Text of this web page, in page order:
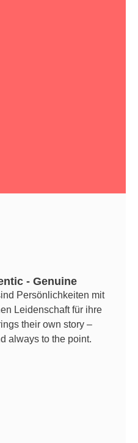
- Genuine
Persönlichkeiten mit
Leidenschaft für ihre
their own story –
always to the point.